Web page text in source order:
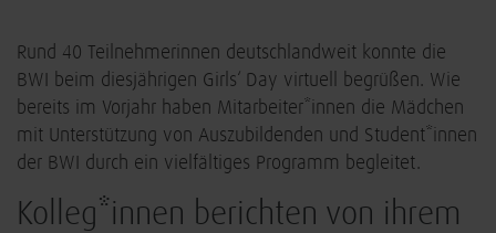
Rund 40 Teilnehmerinnen deutschlandweit konnte die
BWI beim diesjährigen Girls‘ Day virtuell begrüßen. Wie
bereits im Vorjahr haben Mitarbeiter*innen die Mädchen
mit Unterstützung von Auszubildenden und Student*innen
der BWI durch ein vielfältiges Programm begleitet.
Kolleg*innen berichten von ihrem